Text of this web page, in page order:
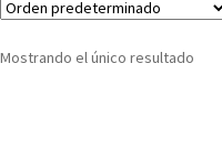
Mostrando el único resultado